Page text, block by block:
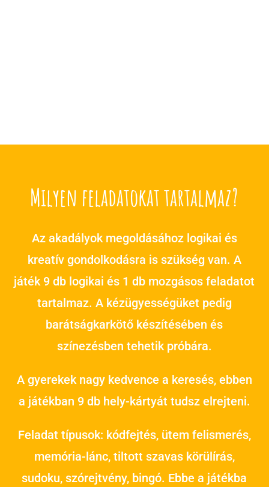
Milyen feladatokat tartalmaz?
Az akadályok megoldásához logikai és
kreatív gondolkodásra is szükség van. A
játék 9 db logikai és 1 db mozgásos feladatot
tartalmaz. A kézügyességüket pedig
barátságkarkötő készítésében és
színezésben tehetik próbára.
A gyerekek nagy kedvence a keresés, ebben
a játékban 9 db hely-kártyát tudsz elrejteni.
Feladat típusok: kódfejtés, ütem felismerés,
memória-lánc, tiltott szavas körülírás,
sudoku, szórejtvény, bingó. Ebbe a játékba